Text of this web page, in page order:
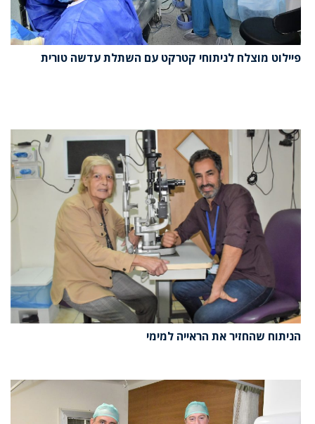
פיילוט מוצלח לניתוחי קטרקט עם השתלת עדשה טורית
הניתוח שהחזיר את הראייה למימי